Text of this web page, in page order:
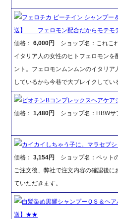
フェロチカ ピーチイン シャンプー
送】 フェロモン配合だからモテモ
価格：6,000円
ショップ名：これこ
イタリア人の女性のヒトフェロモンを
ント。フェロモンムンムンのイタリ
しているから今巷で大ブレイクして
ビオチンBコンプレックスヘアケア
価格：1,480円 ショップ名：HBWサ
カイカイしちゃう子に。マラセブ
価格：3,154円
ショップ名：ペット
ご注文後、弊社で注文内容の確認後
ていただきます。
白髪染め黒耀シャンプーＱＳ＆ヘ
送】★★